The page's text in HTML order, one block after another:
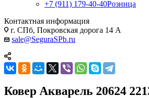
+7 (911) 179-40-40Розница
Контактная информация
г. СПб, Покровская дорога 14 А
sale@SeguraSPb.ru
Ковер Акварель 20624